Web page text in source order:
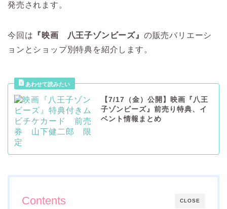
発売されます。
今回は 『映画 八王子ゾンビーズ』 の販売バリエーシ
ョンとショップ別特典を紹介します。
【7/17（金）公開】映画『八王
子ゾンビーズ』前売り特典、イ
ベント情報まとめ
CLOSE
Contents